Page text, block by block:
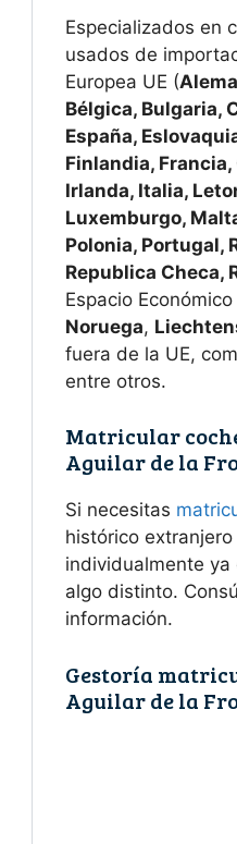
Especializados en
usados de
Europea UE (
Bélgica, Bulgaria,
España,
Finlandia,
Irlanda, Italia,
Luxemburgo,
Polonia, Portugal,
Republica Checa,
Espacio
Noruega,
fuera de la UE,
entre otros.
Matricular
Aguilar de la
Si necesitas
histórico
individualmente ya
algo distinto.
información.
Gestoría
Aguilar de la